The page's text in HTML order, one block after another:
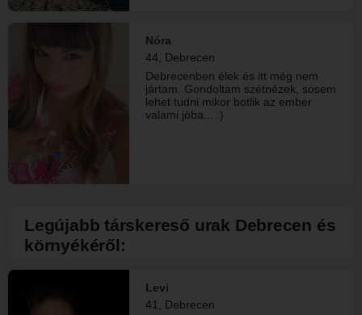
Nóra
44, Debrecen
Debrecenben élek és itt még nem
jártam. Gondoltam szétnézek, sosem
lehet tudni mikor botlik az ember
valami jóba... :)
Legújabb társkereső urak Debrecen és
környékéről:
Levi
41, Debrecen